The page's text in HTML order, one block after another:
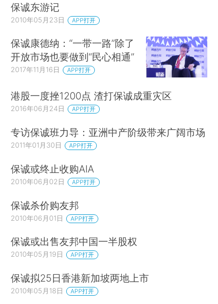
保诚东游记
2010年05月23日 APP打开
保诚康德纳：“一带一路”除了
开放市场也要做到“民心相通”
2017年11月16日 APP打开
港股一度挫1200点 渣打保诚成重灾区
2016年06月24日 APP打开
专访保诚班力导：亚洲中产阶级带来广阔市场
2011年01月30日 APP打开
保诚或终止收购AIA
2010年06月02日 APP打开
保诚杀价购友邦
2010年06月01日 APP打开
保诚或出售友邦中国一半股权
2010年05月19日 APP打开
保诚拟25日香港新加坡两地上市
2010年05月18日 APP打开